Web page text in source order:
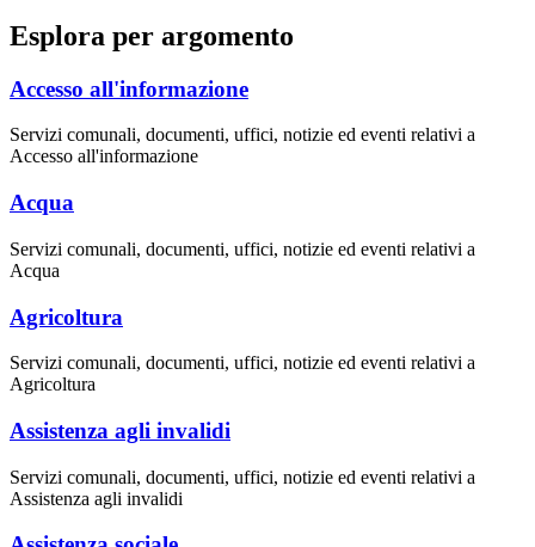
Esplora per argomento
Accesso all'informazione
Servizi comunali, documenti, uffici, notizie ed eventi relativi a
Accesso all'informazione
Acqua
Servizi comunali, documenti, uffici, notizie ed eventi relativi a
Acqua
Agricoltura
Servizi comunali, documenti, uffici, notizie ed eventi relativi a
Agricoltura
Assistenza agli invalidi
Servizi comunali, documenti, uffici, notizie ed eventi relativi a
Assistenza agli invalidi